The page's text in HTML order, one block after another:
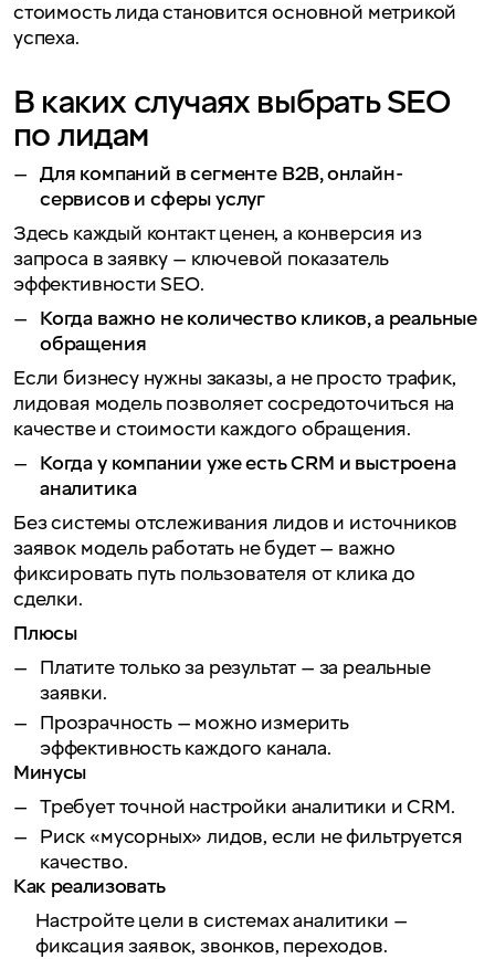
стоимость лида становится основной метрикой
успеха.
В каких случаях выбрать SEO
по лидам
Для компаний в сегменте B2B, онлайн-
сервисов и сферы услуг
Здесь каждый контакт ценен, а конверсия из
запроса в заявку — ключевой показатель
эффективности SEO.
Когда важно не количество кликов, а реальные
обращения
Если бизнесу нужны заказы, а не просто трафик,
лидовая модель позволяет сосредоточиться на
качестве и стоимости каждого обращения.
Когда у компании уже есть CRM и выстроена
аналитика
Без системы отслеживания лидов и источников
заявок модель работать не будет — важно
фиксировать путь пользователя от клика до
сделки.
Плюсы
Платите только за результат — за реальные
заявки.
Прозрачность — можно измерить
эффективность каждого канала.
Минусы
Требует точной настройки аналитики и CRM.
Риск «мусорных» лидов, если не фильтруется
качество.
Как реализовать
Настройте цели в системах аналитики —
фиксация заявок, звонков, переходов.